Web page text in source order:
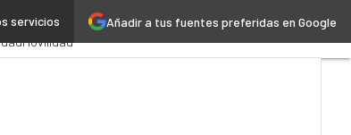
Añadir a tus fuentes preferidas en Google
servicios
MarTech
Movilidad